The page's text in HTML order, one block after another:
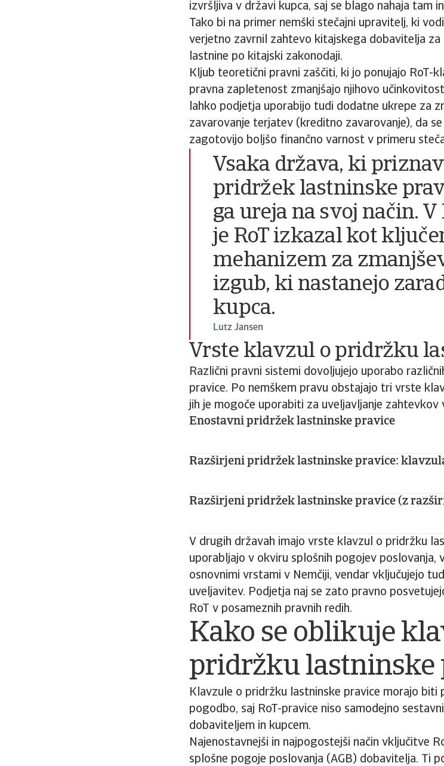
izvršljiva v državi kupca, saj se blago nahaja tam
Tako bi na primer nemški stečajni upravitelj, ki
verjetno zavrnil zahtevo kitajskega dobavitelja za
lastnine po kitajski zakonodaji.
Kljub teoretični pravni zaščiti, ki jo ponujajo RoT-
pravna zapletenost zmanjšajo njihovo
lahko podjetja uporabijo tudi dodatne ukrepe za
zavarovanje terjatev (kreditno zavarovanje), da
zagotovijo boljšo finančno varnost v primeru
Vsaka država, ki
pridržek lastninske
ga ureja na svoj način. V
je RoT izkazal kot
mehanizem za
izgub, ki nastanejo
kupca.
Lutz Jansen
Vrste klavzul o pridržku
Različni pravni sistemi dovoljujejo uporabo
pravice. Po nemškem pravu obstajajo tri vrste
jih je mogoče uporabiti za uveljavljanje zahtevkov
Enostavni pridržek lastninske pravice
Razširjeni pridržek lastninske pravice:
Razširjeni pridržek lastninske pravice (z
V drugih državah imajo vrste klavzul o pridržku
uporabljajo v okviru splošnih pogojev poslovanja,
osnovnimi vrstami v Nemčiji, vendar vključujejo
uveljavitev. Podjetja naj se zato pravno
RoT v posameznih pravnih redih.
Kako se oblikuje
pridržku lastninske
Klavzule o pridržku lastninske pravice morajo biti
pogodbo, saj RoT-pravice niso samodejno
dobaviteljem in kupcem.
Najenostavnejši in najpogostejši način vključitve
splošne pogoje poslovanja (AGB) dobavitelja. Ti